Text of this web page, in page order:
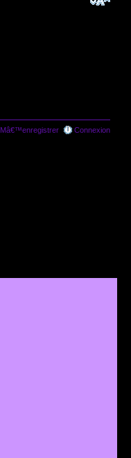
Mâ€™enregistrer Connexion